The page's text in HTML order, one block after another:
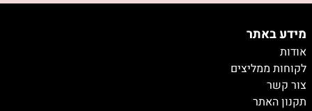
מידע באתר
אודות
לקוחות ממליצים
צור קשר
תקנון האתר